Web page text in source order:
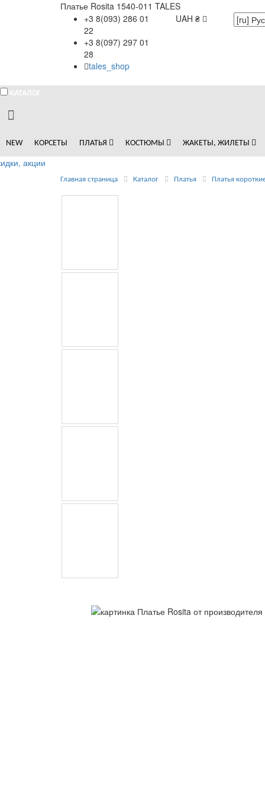
Платье Rosita 1540-011 TALES
+3 8(093) 286 01
22
+3 8(097) 297 01
28
tales_shop
UAH ₴
КАТАЛОГ
NEW КОРСЕТЫ ПЛАТЬЯ КОСТЮМЫ ЖАКЕТЫ, ЖИЛЕТЫ
акции
Главная страница Каталог Платья Платья